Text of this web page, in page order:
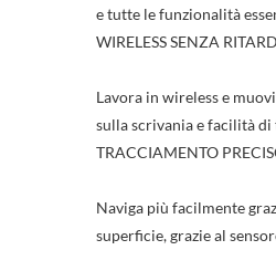
e tutte le funzionalità
WIRELESS SENZA
Lavora in wireless e
sulla scrivania e facilità
TRACCIAMENTO
Naviga più facilmente
superficie, grazie al